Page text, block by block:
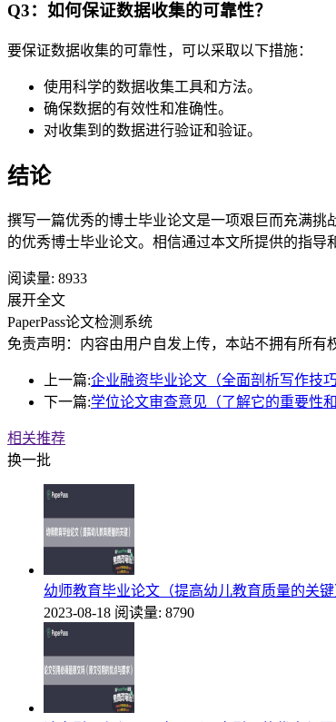
Q3：如何保证数据收集的可靠性？
要保证数据收集的可靠性，可以采取以下措施：
使用科学的数据收集工具和方法。
确保数据的有效性和准确性。
对收集到的数据进行验证和验证。
结论
撰写一篇优秀的博士毕业论文是一项艰巨而充满
的优秀博士毕业论文。相信通过本文所提供的指导
阅读量: 8933
展开全文
PaperPass论文检测系统
免责声明：内容由用户自发上传，本站不拥有所有
上一篇:企业融资毕业论文（全面剖析写作技巧
下一篇:学位论文审查意见（了解它的重要性
相关推荐
换一批
幼师教育毕业论文（提高幼儿教育质量的关键
2023-08-18 阅读量: 8790